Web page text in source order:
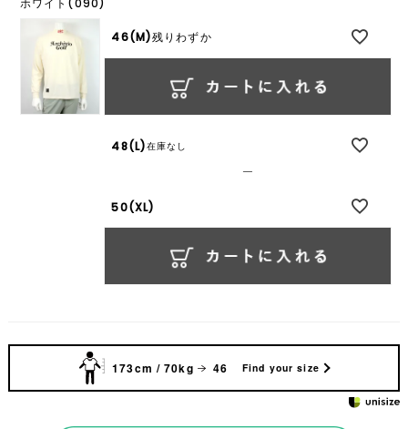
ホワイト(090)
46(M)残りわずか
48(L)在庫なし
—
50(XL)
173cm / 70kg 46 Find your size